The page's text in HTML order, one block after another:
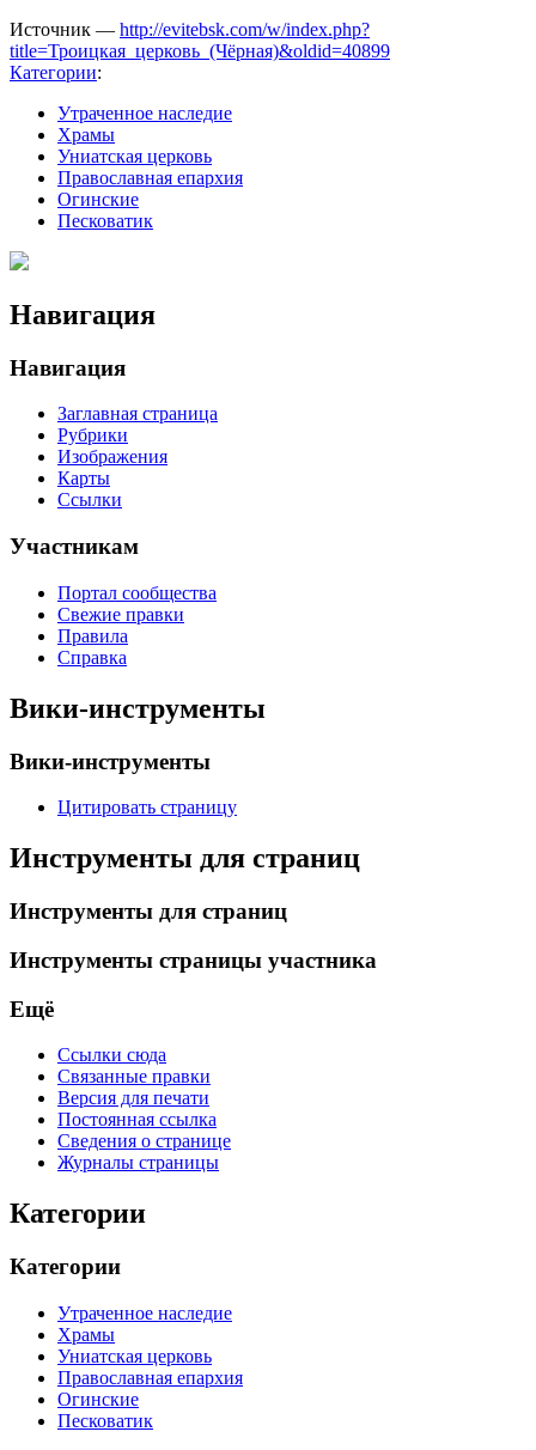
Источник — http://evitebsk.com/w/index.php?
title=Троицкая_церковь_(Чёрная)&oldid=40899
Категории:
Утраченное наследие
Храмы
Униатская церковь
Православная епархия
Огинские
Песковатик
Навигация
Навигация
Заглавная страница
Рубрики
Изображения
Карты
Ссылки
Участникам
Портал сообщества
Свежие правки
Правила
Справка
Вики-инструменты
Вики-инструменты
Цитировать страницу
Инструменты для страниц
Инструменты для страниц
Инструменты страницы участника
Ещё
Ссылки сюда
Связанные правки
Версия для печати
Постоянная ссылка
Сведения о странице
Журналы страницы
Категории
Категории
Утраченное наследие
Храмы
Униатская церковь
Православная епархия
Огинские
Песковатик